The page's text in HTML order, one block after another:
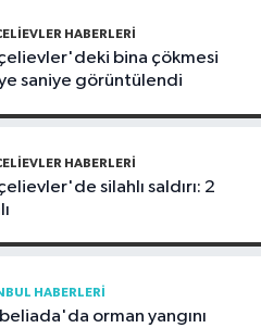
HABERLERI
bina çökmesi
saniye görüntülendi
HABERLERI
silahlı saldırı: 2
HABERLERI
orman yangını